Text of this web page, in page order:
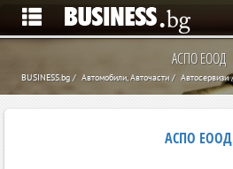
АСПО ЕООД
BUSINESS.bg Автомобили, Авточасти Автосервизи
АСПО ЕООД